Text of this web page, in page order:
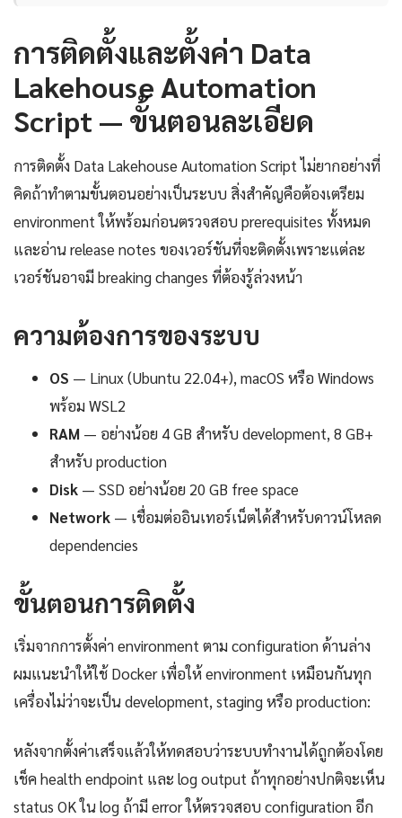
การติดตั้งและตั้งค่า Data
Lakehouse Automation
Script — ขั้นตอนละเอียด
การติดตั้ง Data Lakehouse Automation Script ไม่ยากอย่างที่
คิดถ้าทำตามขั้นตอนอย่างเป็นระบบ สิ่งสำคัญคือต้องเตรียม
environment ให้พร้อมก่อนตรวจสอบ prerequisites ทั้งหมด
และอ่าน release notes ของเวอร์ชันที่จะติดตั้งเพราะแต่ละ
เวอร์ชันอาจมี breaking changes ที่ต้องรู้ล่วงหน้า
ความต้องการของระบบ
OS — Linux (Ubuntu 22.04+), macOS หรือ Windows
พร้อม WSL2
RAM — อย่างน้อย 4 GB สำหรับ development, 8 GB+
สำหรับ production
Disk — SSD อย่างน้อย 20 GB free space
Network — เชื่อมต่ออินเทอร์เน็ตได้สำหรับดาวน์โหลด
dependencies
ขั้นตอนการติดตั้ง
เริ่มจากการตั้งค่า environment ตาม configuration ด้านล่าง
ผมแนะนำให้ใช้ Docker เพื่อให้ environment เหมือนกันทุก
เครื่องไม่ว่าจะเป็น development, staging หรือ production:
หลังจากตั้งค่าเสร็จแล้วให้ทดสอบว่าระบบทำงานได้ถูกต้องโดย
เช็ค health endpoint และ log output ถ้าทุกอย่างปกติจะเห็น
status OK ใน log ถ้ามี error ให้ตรวจสอบ configuration อีก